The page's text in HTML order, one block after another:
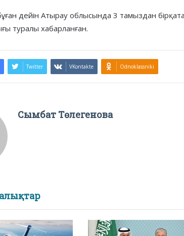
дейін Атырау облысында 3 тамыздан
туралы хабарланған.
Twitter VKontakte Odnoklassniki
Сымбат Төлегенова